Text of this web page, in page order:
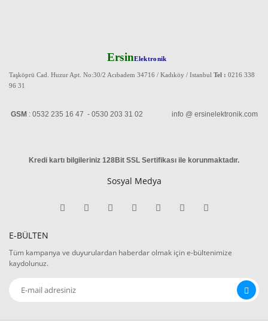
ErsinElektronik
Taşköprü Cad. Huzur Apt. No:30/2 Acıbadem 34716 / Kadıköy / Istanbul Tel : 0216 338
96 31
GSM : 0532 235 16 47 - 0530 203 31 02 info @ ersinelektronik.com
Kredi kartı bilgileriniz 128Bit SSL Sertifikası ile korunmaktadır.
Sosyal Medya
E-BÜLTEN
Tüm kampanya ve duyurulardan haberdar olmak için e-bültenimize
kaydolunuz.